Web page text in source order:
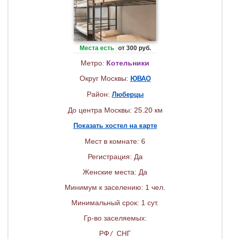
Места есть от 300 руб.
Метро: Котельники
Округ Москвы: ЮВАО
Район: Люберцы
До центра Москвы: 25.20 км
Показать хостел на карте
Мест в комнате: 6
Регистрация: Да
Женские места: Да
Минимум к заселению: 1 чел.
Минимальный срок: 1 сут.
Гр-во заселяемых:
РФ/ СНГ